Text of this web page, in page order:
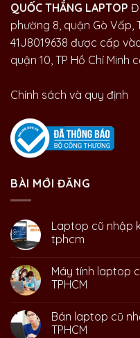
QUỐC THẮNG LAPTOP
phường 8, quận Gò Vấp,
41J8019638 được cấp
quận 10, TP Hồ Chí Minh
Chính sách và quy định
BÀI MỚI ĐĂNG
Laptop cũ nhập
tphcm
Máy tính laptop
TPHCM
Bán laptop cũ
TPHCM